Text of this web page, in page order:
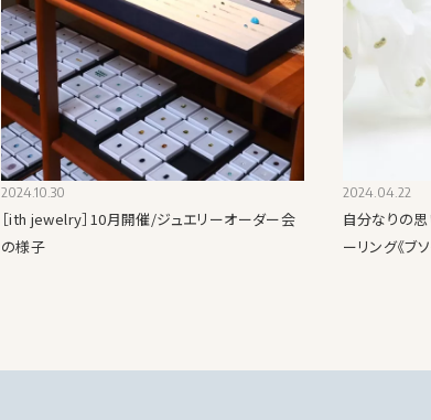
2024.10.30
［ith jewelry］10月開催/ジュエリーオーダー会
の様子
2024.04.22
自分なりの
ーリング《ブ